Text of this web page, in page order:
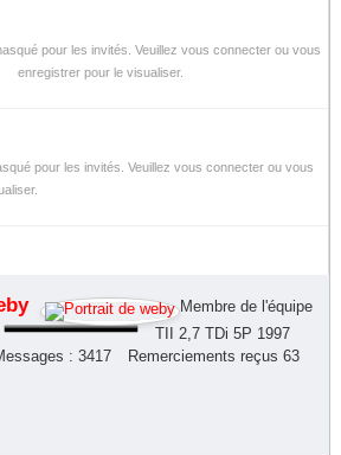
pour les invités. Veuillez vous connecter ou vous
enregistrer pour le visualiser.
pour les invités. Veuillez vous connecter ou vous
Membre de l'équipe
TII 2,7 TDi 5P 1997
: 3417
Remerciements reçus 63